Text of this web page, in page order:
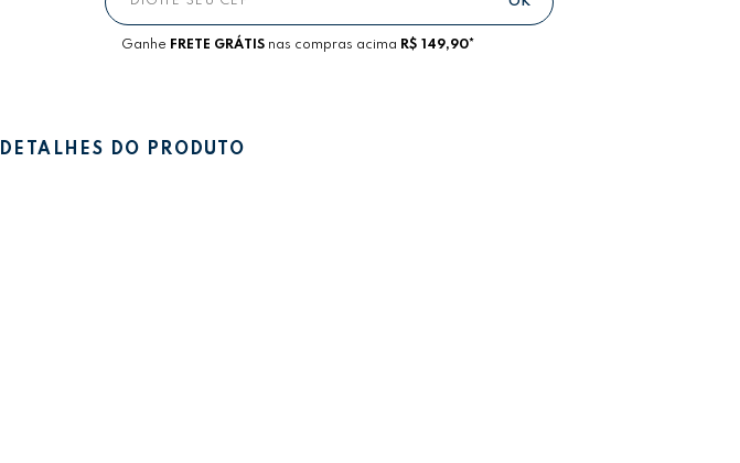
Ganhe FRETE GRÁTISnas compras acima R$ 149,90*
DETALHES DO PRODUTO